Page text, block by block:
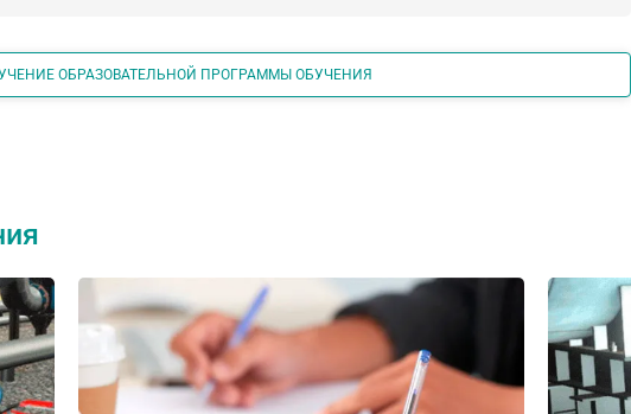
ОБРАЗОВАТЕЛЬНОЙ ПРОГРАММЫ ОБУЧЕНИЯ